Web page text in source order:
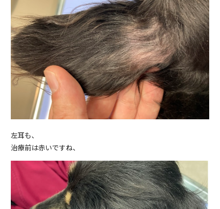
左耳も、
治療前は赤いですね、